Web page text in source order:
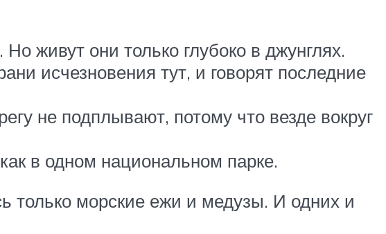
живут они только глубоко в джунглях.
исчезновения тут, и говорят последние
не подплывают, потому что везде вокруг
в одном национальном парке.
только морские ежи и медузы. И одних и